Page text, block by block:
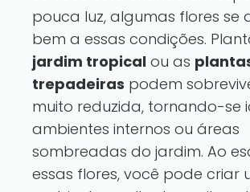
pouca luz, algumas flores
bem a essas condições.
jardim tropical ou as
trepadeiras podem
muito reduzida, tornando-se
ambientes internos ou áreas
sombreadas do jardim. Ao
essas flores, você pode criar